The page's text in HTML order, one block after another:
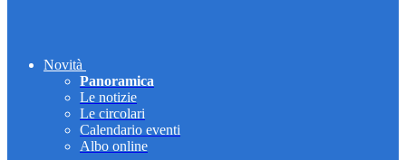
Novità
Panoramica
Le notizie
Le circolari
Calendario eventi
Albo online